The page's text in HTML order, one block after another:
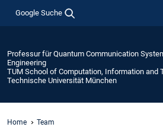
Google Suche
Professur für Quantum Communication
Engineering
TUM School of Computation, Information and
Technische Universität München
Home Team